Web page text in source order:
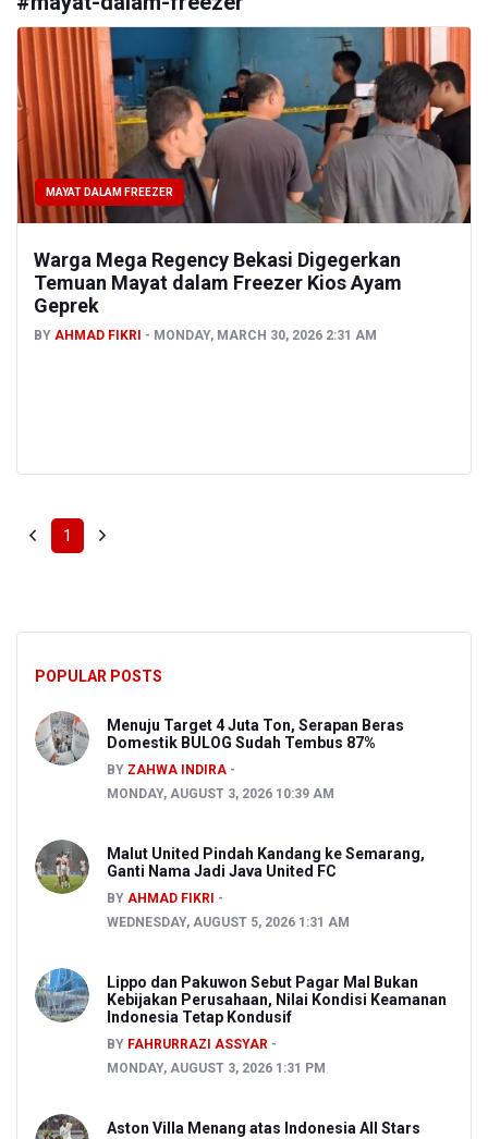
MAYAT DALAM FREEZER
Warga Mega Regency Bekasi Digegerkan
Temuan Mayat dalam Freezer Kios Ayam
Geprek
BY AHMAD FIKRI MONDAY, MARCH 30, 2026 2:31 AM
1
POPULAR POSTS
Menuju Target 4 Juta Ton, Serapan Beras
Domestik BULOG Sudah Tembus 87%
BY ZAHWA INDIRA
MONDAY, AUGUST 3, 2026 10:39 AM
Malut United Pindah Kandang ke Semarang,
Ganti Nama Jadi Java United FC
BY AHMAD FIKRI
WEDNESDAY, AUGUST 5, 2026 1:31 AM
Lippo dan Pakuwon Sebut Pagar Mal Bukan
Kebijakan Perusahaan, Nilai Kondisi Keamanan
Indonesia Tetap Kondusif
BY FAHRURRAZI ASSYAR
MONDAY, AUGUST 3, 2026 1:31 PM
Aston Villa Menang atas Indonesia All Stars